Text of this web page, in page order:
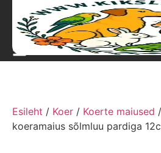
Esileht / Koer / Koerte maiused
koeramaius sõlmluu pardiga